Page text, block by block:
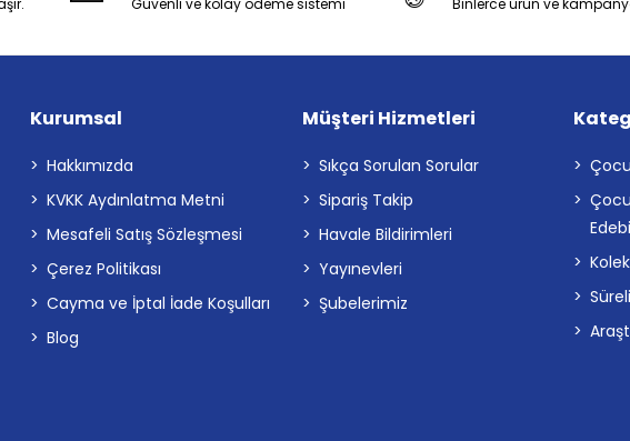
Güvenli ve kolay ödeme sistemi Binlerce ürün ve
Kurumsal
Hakkımızda
KVKK Aydınlatma Metni
Mesafeli Satış Sözleşmesi
Çerez Politikası
Cayma ve İptal İade Koşulları
Blog
Müşteri Hizmetleri
Sıkça Sorulan Sorular
Sipariş Takip
Havale Bildirimleri
Yayınevleri
Şubelerimiz